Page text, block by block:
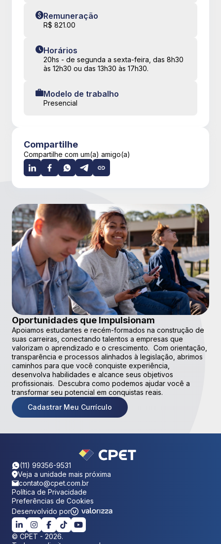
Remuneração
R$ 821.00
Horários
20hs - de segunda a sexta-feira, das 8h30
às 12h30 ou das 13h30 às 17h30.
Modelo de trabalho
Presencial
Compartilhe
Compartilhe com um(a) amigo(a)
Oportunidades que Impulsionam
Apoiamos estudantes e recém-formados na construção de
suas carreiras, conectando talentos a empresas que
valorizam o aprendizado e o crescimento. Com orientação,
transparência e processos alinhados à legislação, abrimos
caminhos para que você conquiste experiência,
desenvolva habilidades e alcance seus objetivos
profissionais. Descubra como podemos ajudar você a
transformar seu potencial em conquistas reais.
Cadastrar Meu Currículo
(11) 99356-9531
Veja a unidade mais próxima
contato@cpet.com.br
Política de Privacidade
Preferências de Cookies
Desenvolvido por
© CPET - 2026.